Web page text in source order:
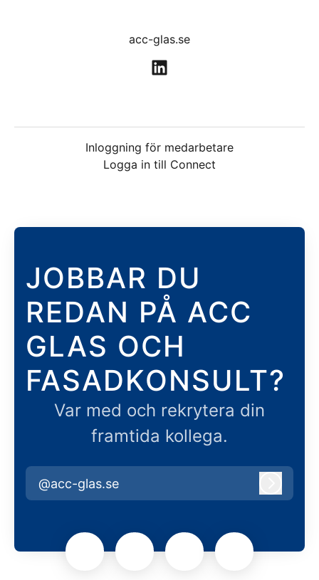
acc-glas.se
Inloggning för medarbetare
Logga in till Connect
JOBBAR DU
REDAN PÅ ACC
GLAS OCH
FASADKONSULT?
Var med och rekrytera din
framtida kollega.
@acc-glas.se